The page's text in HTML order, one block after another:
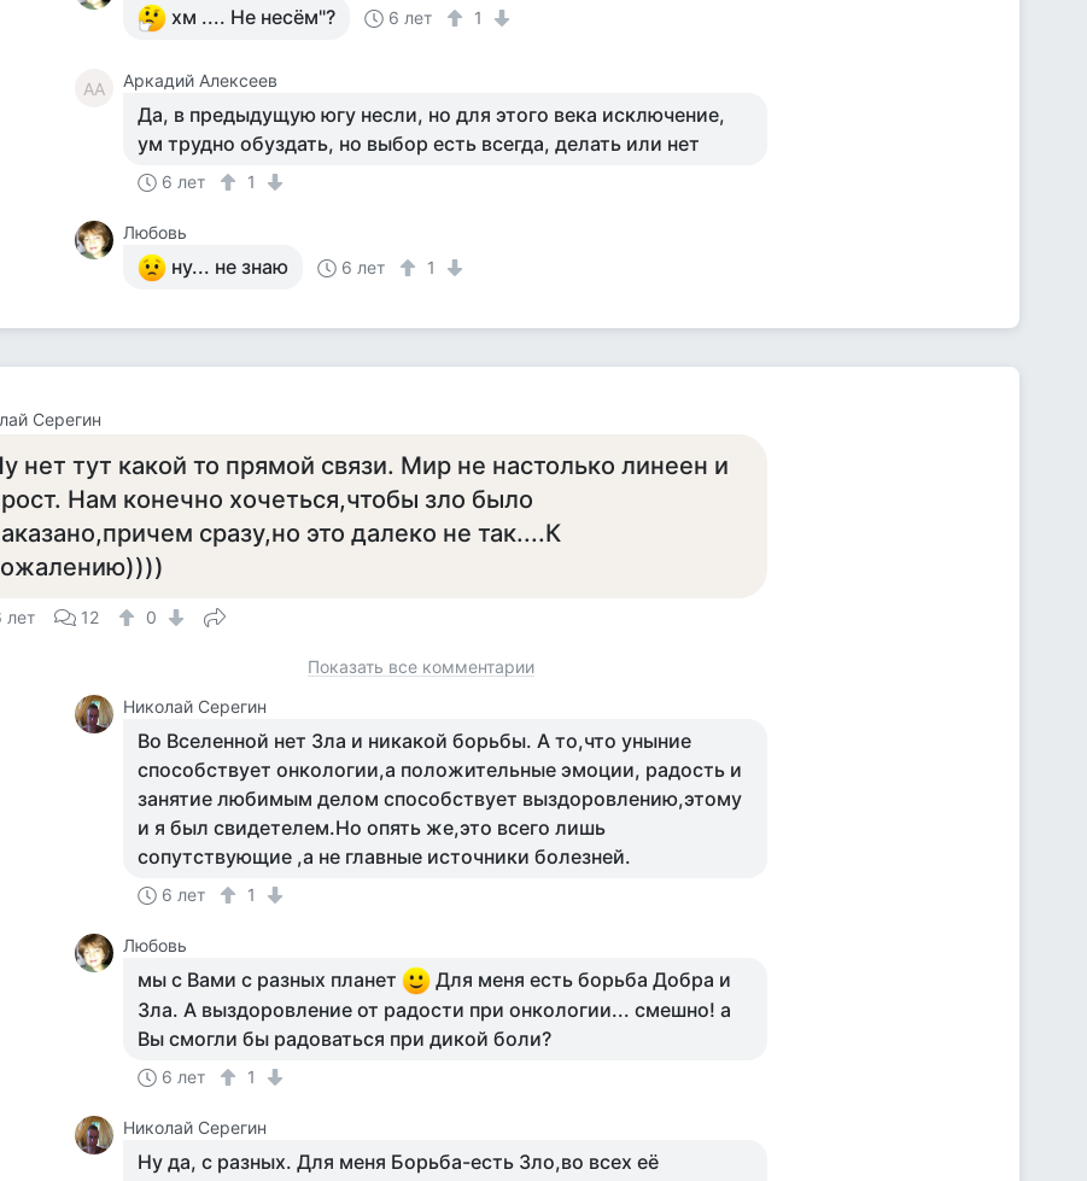
хм .... Не несём"? 6 лет 1
АА Аркадий Алексеев
Да, в предыдущую югу несли, но для этого века исключение,
ум трудно обуздать, но выбор есть всегда, делать или нет
6 лет 1
Любовь
ну... не знаю 6 лет 1
Серегин
нет тут какой то прямой связи. Мир не настолько линеен и
Нам конечно хочеться,чтобы зло было
сразу,но это далеко не так....К
лет 12 0
Показать все комментарии
Николай Серегин
Во Вселенной нет Зла и никакой борьбы. А то,что уныние
способствует онкологии,а положительные эмоции, радость и
занятие любимым делом способствует выздоровлению,этому
и я был свидетелем.Но опять же,это всего лишь
сопутствующие ,а не главные источники болезней.
6 лет 1
Любовь
мы с Вами с разных планет
Для меня есть борьба Добра и
Зла. А выздоровление от радости при онкологии... смешно! а
Вы смогли бы радоваться при дикой боли?
6 лет 1
Николай Серегин
Ну да, с разных. Для меня Борьба-есть Зло,во всех её